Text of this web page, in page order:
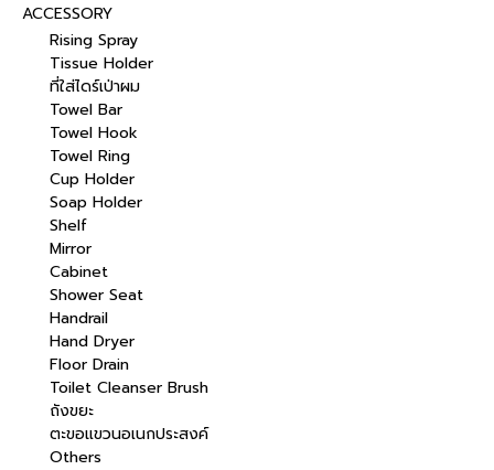
ACCESSORY
Rising Spray
Tissue Holder
ที่ใส่ไดร์เป่าผม
Towel Bar
Towel Hook
Towel Ring
Cup Holder
Soap Holder
Shelf
Mirror
Cabinet
Shower Seat
Handrail
Hand Dryer
Floor Drain
Toilet Cleanser Brush
ถังขยะ
ตะขอแขวนอเนกประสงค์
Others